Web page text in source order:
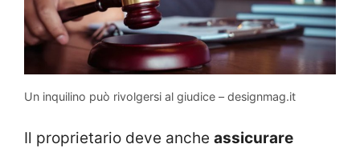
Un inquilino può rivolgersi al giudice – designmag.it
Il proprietario deve anche assicurare